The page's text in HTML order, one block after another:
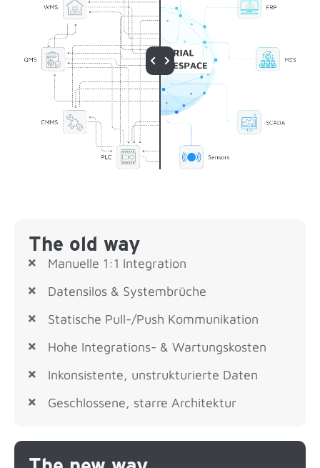
The old way
Manuelle 1:1 Integration
Datensilos & Systembrüche
Statische Pull-/Push Kommunikation
Hohe Integrations- & Wartungskosten
Inkonsistente, unstrukturierte Daten
Geschlossene, starre Architektur